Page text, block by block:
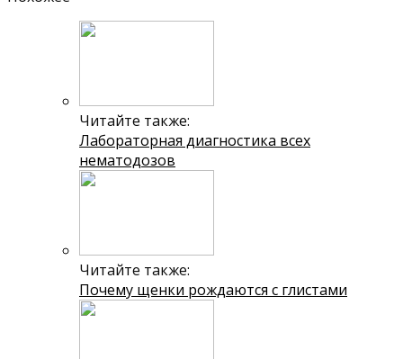
Читайте также:
Лабораторная диагностика всех
нематодозов
Читайте также:
Почему щенки рождаются с глистами